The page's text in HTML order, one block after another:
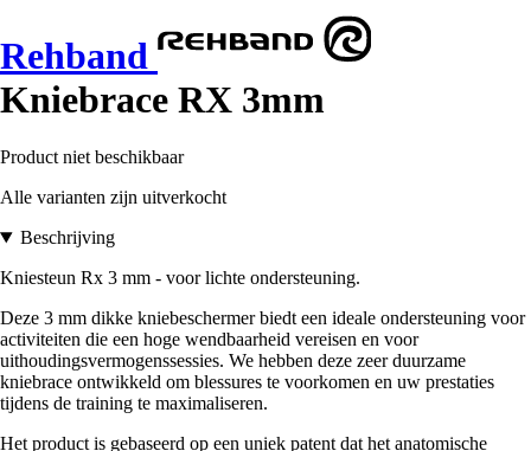
Rehband
Kniebrace RX 3mm
Product niet beschikbaar
Alle varianten zijn uitverkocht
Beschrijving
Kniesteun Rx 3 mm - voor lichte ondersteuning.
Deze 3 mm dikke kniebeschermer biedt een ideale ondersteuning voor
activiteiten die een hoge wendbaarheid vereisen en voor
uithoudingsvermogenssessies. We hebben deze zeer duurzame
kniebrace ontwikkeld om blessures te voorkomen en uw prestaties
tijdens de training te maximaliseren.
Het product is gebaseerd op een uniek patent dat het anatomische